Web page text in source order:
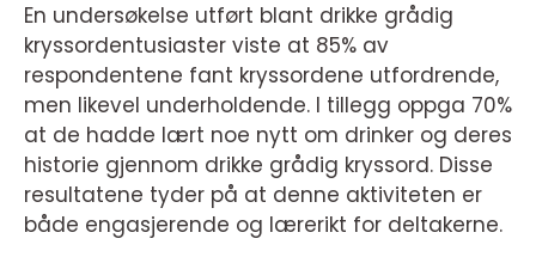
En undersøkelse utført blant drikke grådig
kryssordentusiaster viste at 85% av
respondentene fant kryssordene utfordrende,
men likevel underholdende. I tillegg oppga 70%
at de hadde lært noe nytt om drinker og deres
historie gjennom drikke grådig kryssord. Disse
resultatene tyder på at denne aktiviteten er
både engasjerende og lærerikt for deltakerne.